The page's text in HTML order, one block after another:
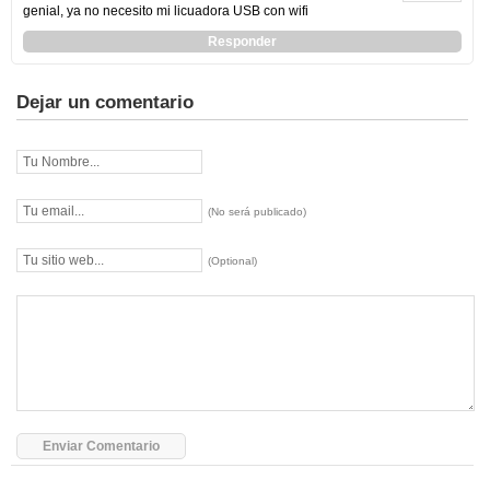
genial, ya no necesito mi licuadora USB con wifi
Responder
Dejar un comentario
(No será publicado)
(Optional)